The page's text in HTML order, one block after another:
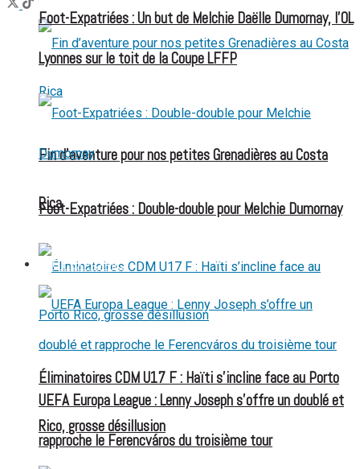
Fin d’aventure pour nos petites Grenadières au Costa
Rica
Éliminatoires CDM U17 F : Haïti s’incline face au Porto
Rico, grosse désillusion
Foot-Expatriées : Un but de Melchie Daëlle Dumornay, l’OL
Lyonnes sur le toit de la Coupe LFFP
Foot-Expatriées : Double-double pour Melchie Dumornay
FOOT EXPATRIÉS
UEFA Europa League : Lenny Joseph s’offre un doublé et
rapproche le Ferencváros du troisième tour